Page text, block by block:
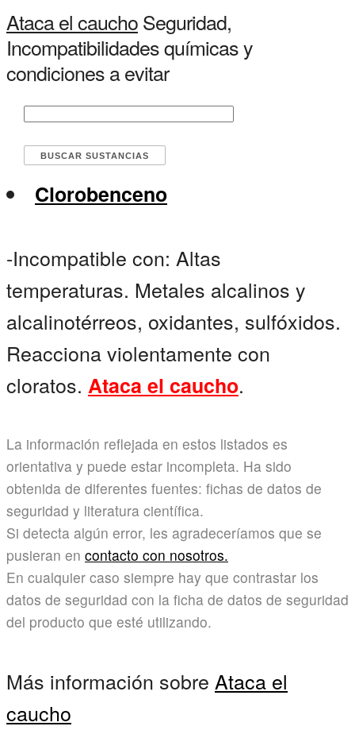
Ataca el cauchoSeguridad,
Incompatibilidades químicas y
condiciones a evitar
Clorobenceno
-Incompatible con: Altas
temperaturas. Metales alcalinos y
alcalinotérreos, oxidantes, sulfóxidos.
Reacciona violentamente con
cloratos. Ataca el caucho.
La información reflejada en estos listados es
orientativa y puede estar incompleta. Ha sido
obtenida de diferentes fuentes: fichas de datos de
seguridad y literatura científica.
Si detecta algún error, les agradeceríamos que se
pusieran en contacto con nosotros.
En cualquier caso siempre hay que contrastar los
datos de seguridad con la ficha de datos de seguridad
del producto que esté utilizando.
Más información sobre Ataca el
caucho